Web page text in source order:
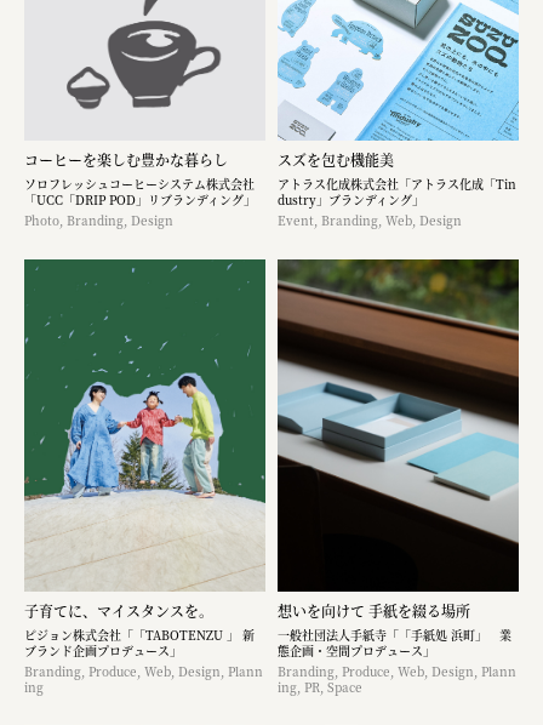
コーヒーを楽しむ豊かな暮らし
ソロフレッシュコーヒーシステム株式会社
「UCC「DRIP POD」リブランディング」
Photo, Branding, Design
スズを包む機能美
アトラス化成株式会社「アトラス化成「Tin
dustry」ブランディング」
Event, Branding, Web, Design
子育てに、マイスタンスを。
ピジョン株式会社「「TABOTENZU 」 新
ブランド企画プロデュース」
Branding, Produce, Web, Design, Plann
ing
想いを向けて 手紙を綴る場所
一般社団法人手紙寺「「手紙処 浜町」 業
態企画・空間プロデュース」
Branding, Produce, Web, Design, Plann
ing, PR, Space